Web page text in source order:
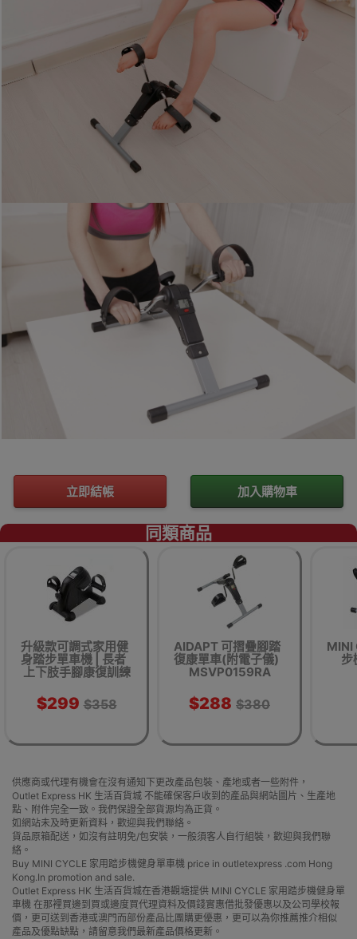
立即結帳 加入購物車
同類商品
升級款可調式家用健
身踏步單車機 | 長者
上下肢手腳康復訓練
$299 $358
AIDAPT 可摺疊腳踏
復康單車(附電子儀)
MSVP0159RA
$288 $380
MINI
步
供應商或代理有機會在沒有通知下更改產品包裝、產地或者一些附件，
Outlet Express HK 生活百貨城 不能確保客戶收到的產品與網站圖片、生產地
點、附件完全一致。我們保證全部貨源均為正貨。
如網站未及時更新資料，歡迎與我們聯絡。
貨品原箱配送，如沒有註明免/包安裝，一般須客人自行組裝，歡迎與我們聯
絡。
Buy MINI CYCLE 家用踏步機健身單車機 price in outletexpress .com Hong
Kong.In promotion and sale.
Outlet Express HK 生活百貨城在香港觀塘提供 MINI CYCLE 家用踏步機健身單
車機 在那裡買邊到買或邊度買代理資料及價錢實惠借批發優惠以及公司學校報
價，更可送到香港或澳門而部份產品比團購更優惠，更可以為你推薦推介相似
產品及優點缺點，請留意我們最新產品價格更新。